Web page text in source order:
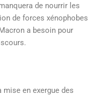
de nourrir les
de forces xénophobes
a besoin pour
mise en exergue des